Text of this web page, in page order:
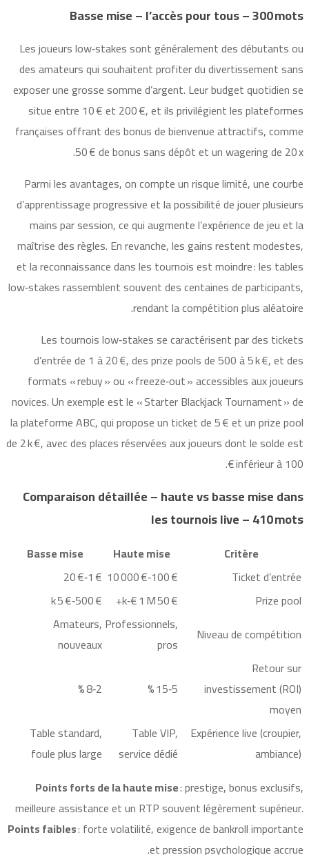
Basse mise – l’accès pour tous – 300 mots
Les joueurs low‑stakes sont généralement des débutants ou
des amateurs qui souhaitent profiter du divertissement sans
exposer une grosse somme d’argent. Leur budget quotidien se
situe entre 10 € et 200 €, et ils privilégient les plateformes
françaises offrant des bonus de bienvenue attractifs, comme
50 € de bonus sans dépôt et un wagering de 20 x.
Parmi les avantages, on compte un risque limité, une courbe
d’apprentissage progressive et la possibilité de jouer plusieurs
mains par session, ce qui augmente l’expérience de jeu et la
maîtrise des règles. En revanche, les gains restent modestes,
et la reconnaissance dans les tournois est moindre : les tables
low‑stakes rassemblent souvent des centaines de participants,
rendant la compétition plus aléatoire.
Les tournois low‑stakes se caractérisent par des tickets
d’entrée de 1 à 20 €, des prize pools de 500 à 5 k €, et des
formats « rebuy » ou « freeze‑out » accessibles aux joueurs
novices. Un exemple est le « Starter Blackjack Tournament » de
la plateforme ABC, qui propose un ticket de 5 € et un prize pool
de 2 k €, avec des places réservées aux joueurs dont le solde est
inférieur à 100 €.
Comparaison détaillée – haute vs basse mise dans
les tournois live – 410 mots
Critère
Haute mise
Basse mise
Ticket d’entrée
€ 100‑€ 10 000
€ 1‑€ 20
Prize pool
€ 50 k‑€ 1 M+
€ 500‑€ 5 k
Niveau de compétition
Professionnels,
pros
Amateurs,
nouveaux
Retour sur
investissement (ROI)
moyen
5‑15 %
2‑8 %
Expérience live (croupier,
ambiance)
Table VIP,
service dédié
Table standard,
foule plus large
Points forts de la haute mise: prestige, bonus exclusifs,
meilleure assistance et un RTP souvent légèrement supérieur.
Points faibles: forte volatilité, exigence de bankroll importante
et pression psychologique accrue.